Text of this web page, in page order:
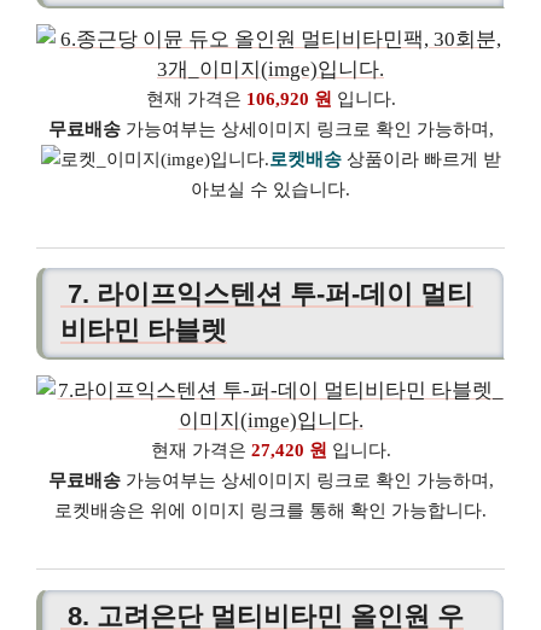
현재 가격은 106,920 원 입니다.
무료배송가능여부는 상세이미지 링크로 확인 가능하며,
로켓배송상품이라 빠르게 받
아보실 수 있습니다.
7. 라이프익스텐션 투-퍼-데이 멀티
비타민 타블렛
현재 가격은 27,420 원 입니다.
무료배송가능여부는 상세이미지 링크로 확인 가능하며,
로켓배송은 위에 이미지 링크를 통해 확인 가능합니다.
8. 고려은단 멀티비타민 올인원 우